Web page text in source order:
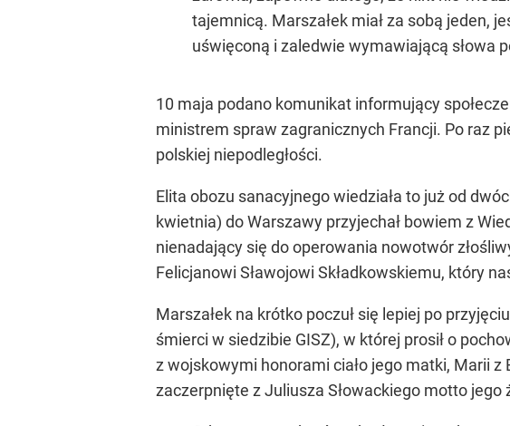
tajemnicą. Marszałek miał za sobą jeden,
uświęconą i zaledwie wymawiającą słowa
10 maja podano komunikat informujący
ministrem spraw zagranicznych Francji. Po raz
polskiej niepodległości.
Elita obozu sanacyjnego wiedziała to już od
kwietnia) do Warszawy przyjechał bowiem z
nienadający się do operowania nowotwór
Felicjanowi Sławojowi Składkowskiemu, który
Marszałek na krótko poczuł się lepiej po
śmierci w siedzibie GISZ), w której prosił o
z wojskowymi honorami ciało jego matki, Marii
zaczerpnięte z Juliusza Słowackiego motto jego